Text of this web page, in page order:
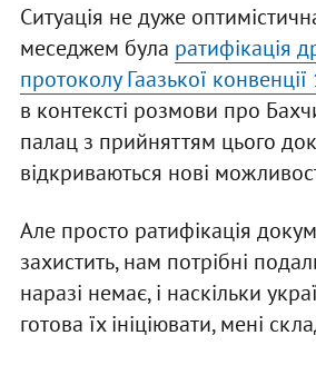
Ситуація не дуже
меседжем була ратифікація
протоколу Гаазької
в контексті розмови про
палац з прийняттям цього
відкриваються нові
Але просто ратифікація
захистить, нам потрібні
наразі немає, і наскільки
готова їх ініціювати, мені